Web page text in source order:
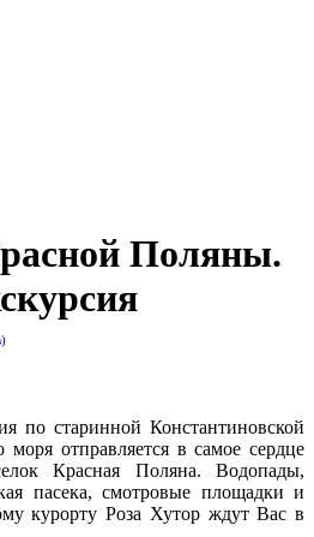
Поляны.
по старинной Константиновской
моря отправляется в самое сердце
Красная Поляна. Водопады,
пасека, смотровые площадки и
курорту Роза Хутор ждут Вас в